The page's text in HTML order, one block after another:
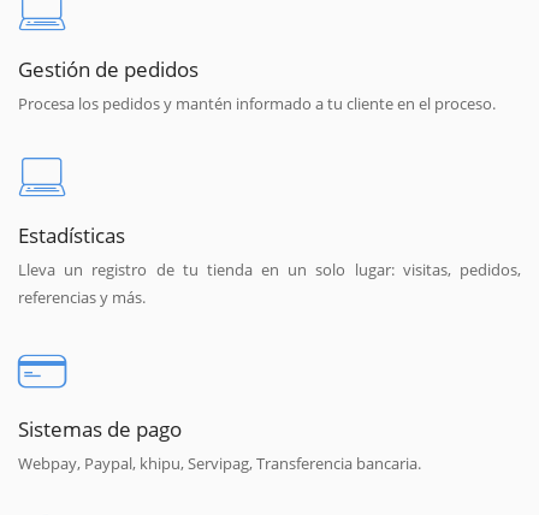
Gestión de pedidos
Procesa los pedidos y mantén informado a tu cliente en el proceso.
Estadísticas
Lleva un registro de tu tienda en un solo lugar: visitas, pedidos,
referencias y más.
Sistemas de pago
Webpay, Paypal, khipu, Servipag, Transferencia bancaria.